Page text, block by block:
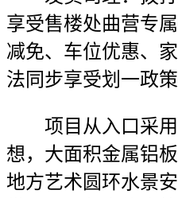
享受售楼处曲营专
减免、车位优惠、
法同步享受划一政策
项目从入口采用
想，大面积金属铝
地方艺术圆环水景